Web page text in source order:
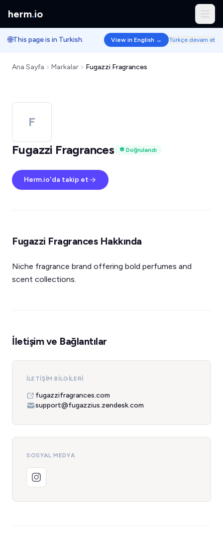
herm.io
🌐This page is in Turkish. View in English → Türkçe devam et
Ana Sayfa Markalar Fugazzi Fragrances
F
Fugazzi Fragrances
Doğrulandı
Herm.io'da takip et
Fugazzi Fragrances Hakkında
Niche fragrance brand offering bold perfumes and
scent collections.
İletişim ve Bağlantılar
İLETIŞIM BILGILERI
fugazzifragrances.com
support@fugazzius.zendesk.com
SOSYAL MEDYA